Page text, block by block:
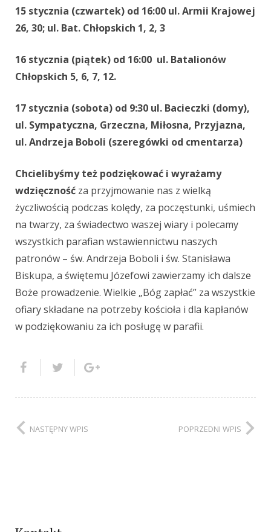
15 stycznia (czwartek) od 16:00 ul. Armii Krajowej
26, 30; ul. Bat. Chłopskich 1, 2, 3
16 stycznia (piątek) od 16:00 ul. Batalionów
Chłopskich 5, 6, 7, 12.
17 stycznia (sobota) od 9:30 ul. Bacieczki (domy),
ul. Sympatyczna, Grzeczna, Miłosna, Przyjazna,
ul. Andrzeja Boboli (szeregówki od cmentarza)
Chcielibyśmy też podziękować i wyrażamy
wdzięczność za przyjmowanie nas z wielką
życzliwością podczas kolędy, za poczęstunki, uśmiech
na twarzy, za świadectwo waszej wiary i polecamy
wszystkich parafian wstawiennictwu naszych
patronów – św. Andrzeja Boboli i św. Stanisława
Biskupa, a świętemu Józefowi zawierzamy ich dalsze
Boże prowadzenie. Wielkie „Bóg zapłać” za wszystkie
ofiary składane na potrzeby kościoła i dla kapłanów
w podziękowaniu za ich posługę w parafii.
POPRZEDNI WPIS
NASTĘPNY WPIS